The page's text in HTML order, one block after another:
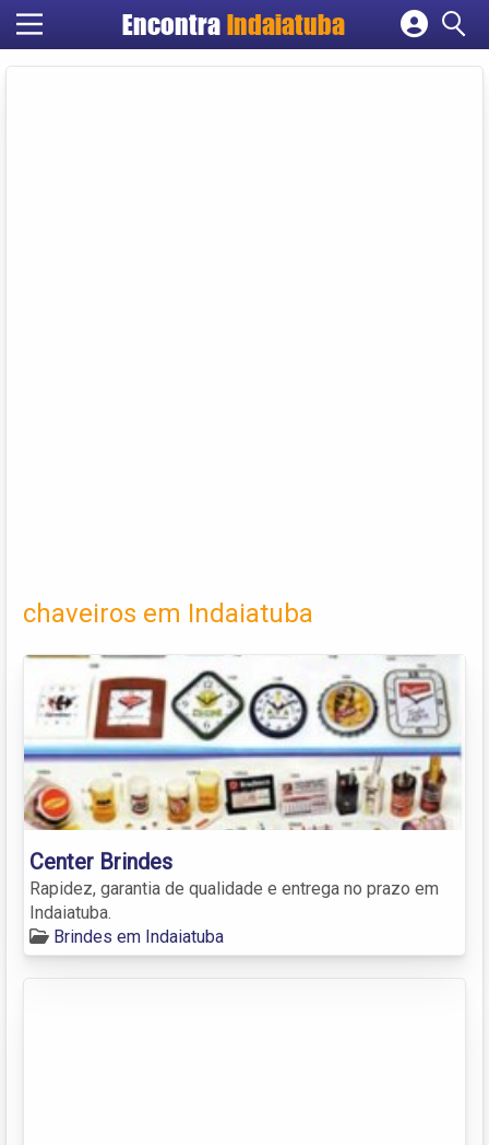
Encontra Indaiatuba
Cadastrar empresa
chaveiros em Indaiatuba
Center Brindes
Rapidez, garantia de qualidade e entrega no prazo em
Indaiatuba.
Brindes em Indaiatuba